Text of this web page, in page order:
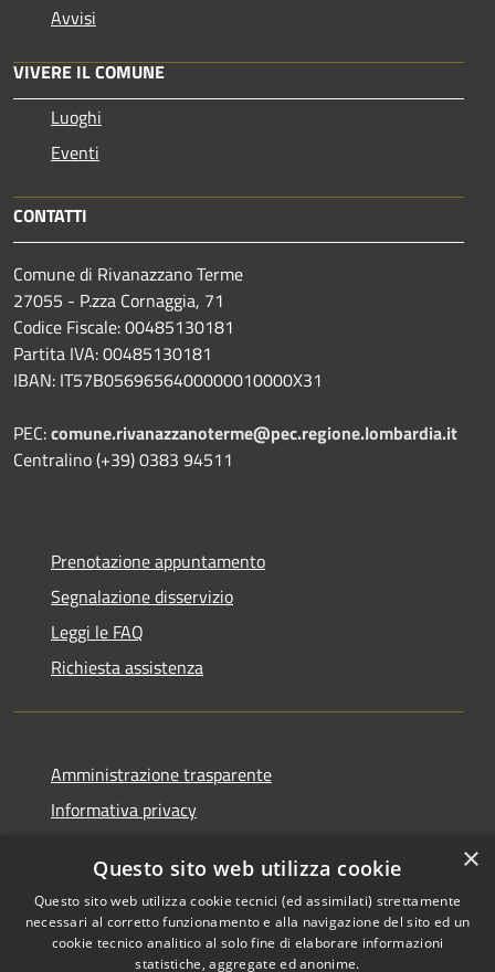
Avvisi
VIVERE IL COMUNE
Luoghi
Eventi
CONTATTI
Comune di Rivanazzano Terme
27055 - P.zza Cornaggia, 71
Codice Fiscale: 00485130181
Partita IVA: 00485130181
IBAN: IT57B0569656400000010000X31
PEC:comune.rivanazzanoterme@pec.regione.lombardia.it
Centralino (+39) 0383 94511
Prenotazione appuntamento
Segnalazione disservizio
Leggi le FAQ
Richiesta assistenza
Amministrazione trasparente
Informativa privacy
Dichiarazione di accessibilità
×
Questo sito web utilizza cookie
Questo sito web utilizza cookie tecnici (ed assimilati) strettamente
necessari al corretto funzionamento e alla navigazione del sito ed un
cookie tecnico analitico al solo fine di elaborare informazioni
statistiche, aggregate ed anonime.